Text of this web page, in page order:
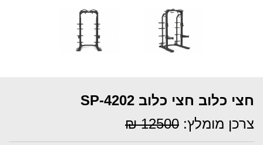
חצי כלוב חצי כלוב SP-4202
צרכן מומלץ: 12500 ₪